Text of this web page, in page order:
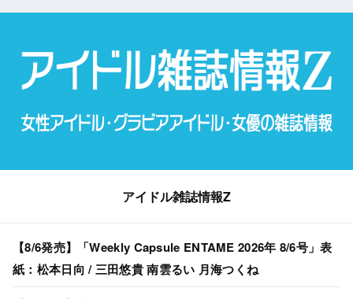
アイドル雑誌情報Z
【8/6発売】「Weekly Capsule ENTAME 2026年 8/6号」表
紙：松本日向 / 三田悠貴 南雲るい 月海つくね